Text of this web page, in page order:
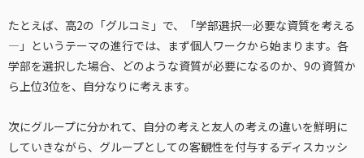
たとえば、高2の「グルコミ」で、「学部選択―必要な資質を考える
―」というテーマの進行では、まず個人ワークから始まります。各
学部を選択した場合、どのような資質が必要になるのか、9の資質か
ら上位3位を、自分なりに考えます。
次にグループに分かれて、自分の考えと友人の考えの違いを鮮明に
していきながら、グループとしての客観性を付与するディスカッシ